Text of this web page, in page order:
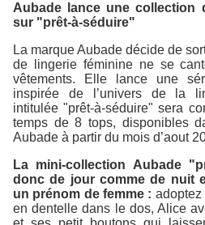
Aubade lance une collection
sur "prêt-à-séduire"
La marque Aubade décide de
de lingerie féminine ne se
vêtements. Elle lance une
inspirée de l’univers de la
intitulée "prêt-à-séduire" sera
temps de 8 tops, disponibles
Aubade à partir du mois d’aout
La mini-collection Aubade
donc de jour comme de nuit
un prénom de femme : adoptez
en dentelle dans le dos, Alice